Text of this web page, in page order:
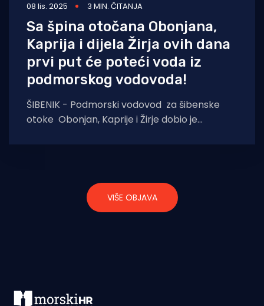
08 lis. 2025 3 MIN. ČITANJA
Sa špina otočana Obonjana,
Kaprija i dijela Žirja ovih dana
prvi put će poteći voda iz
podmorskog vodovoda!
ŠIBENIK - Podmorski vodovod za šibenske
otoke Obonjan, Kaprije i Žirje dobio je
VIŠE OBJAVA